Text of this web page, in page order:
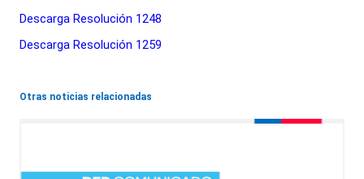
Descarga Resolución 1248
Descarga Resolución 1259
Otras noticias relacionadas